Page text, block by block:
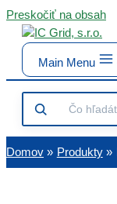
Preskočiť na obsah
Main Menu
Domov Produkty